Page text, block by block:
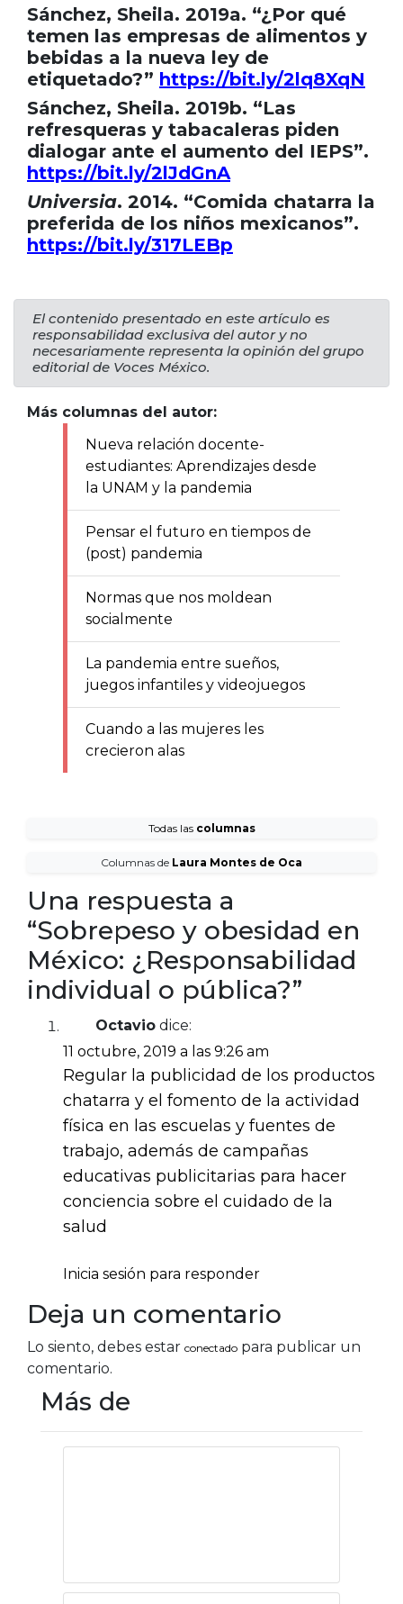
Sánchez, Sheila. 2019a. “¿Por qué
temen las empresas de alimentos y
bebidas a la nueva ley de
etiquetado?” https://bit.ly/2lq8XqN
Sánchez, Sheila. 2019b. “Las
refresqueras y tabacaleras piden
dialogar ante el aumento del IEPS”.
https://bit.ly/2lJdGnA
Universia. 2014. “Comida chatarra la
preferida de los niños mexicanos”.
https://bit.ly/317LEBp
El contenido presentado en este artículo es
responsabilidad exclusiva del autor y no
necesariamente representa la opinión del grupo
editorial de Voces México.
Más columnas del autor:
Nueva relación docente-
estudiantes: Aprendizajes desde
la UNAM y la pandemia
Pensar el futuro en tiempos de
(post) pandemia
Normas que nos moldean
socialmente
La pandemia entre sueños,
juegos infantiles y videojuegos
Cuando a las mujeres les
crecieron alas
Todas las columnas
Columnas de Laura Montes de Oca
Una respuesta a
“Sobrepeso y obesidad en
México: ¿Responsabilidad
individual o pública?”
Octavio dice:
11 octubre, 2019 a las 9:26 am
Regular la publicidad de los productos
chatarra y el fomento de la actividad
física en las escuelas y fuentes de
trabajo, además de campañas
educativas publicitarias para hacer
conciencia sobre el cuidado de la
salud
Inicia sesión para responder
Deja un comentario
Lo siento, debes estar conectado para publicar un
comentario.
Más de